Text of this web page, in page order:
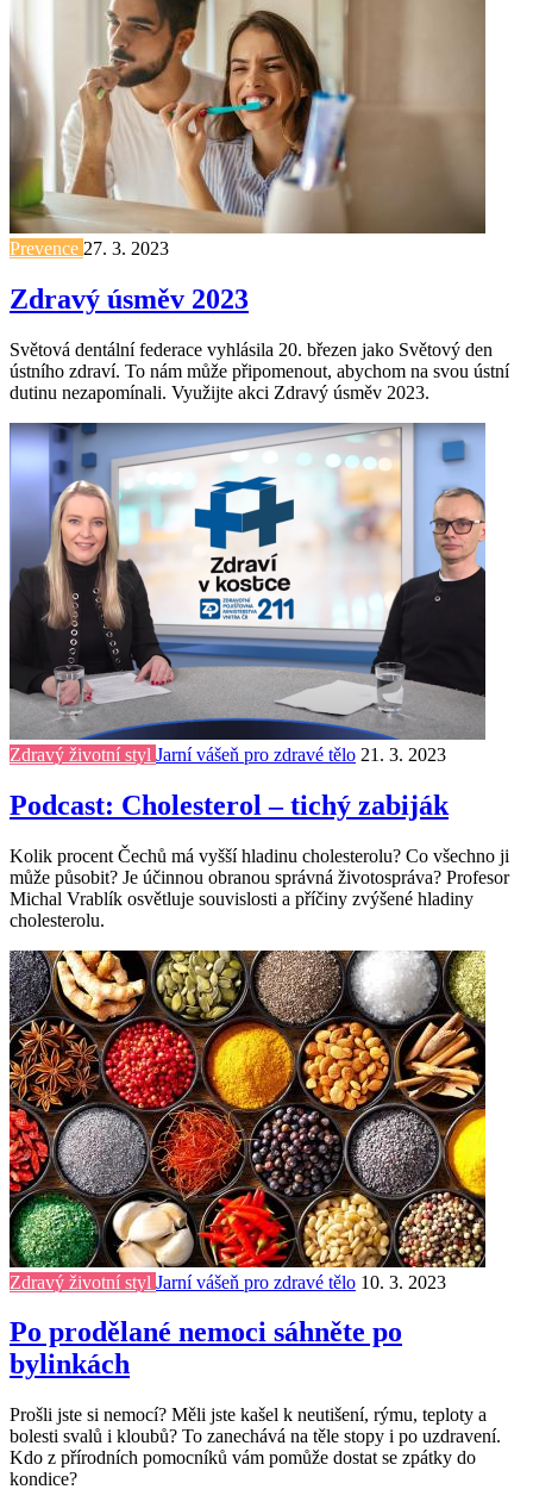
Prevence 27. 3. 2023
Zdravý úsměv 2023
Světová dentální federace vyhlásila 20. březen jako Světový den
ústního zdraví. To nám může připomenout, abychom na svou ústní
dutinu nezapomínali. Využijte akci Zdravý úsměv 2023.
Zdravý životní styl Jarní vášeň pro zdravé tělo 21. 3. 2023
Podcast: Cholesterol – tichý zabiják
Kolik procent Čechů má vyšší hladinu cholesterolu? Co všechno ji
může působit? Je účinnou obranou správná životospráva? Profesor
Michal Vrablík osvětluje souvislosti a příčiny zvýšené hladiny
cholesterolu.
Zdravý životní styl Jarní vášeň pro zdravé tělo 10. 3. 2023
Po prodělané nemoci sáhněte po
bylinkách
Prošli jste si nemocí? Měli jste kašel k neutišení, rýmu, teploty a
bolesti svalů i kloubů? To zanechává na těle stopy i po uzdravení.
Kdo z přírodních pomocníků vám pomůže dostat se zpátky do
kondice?